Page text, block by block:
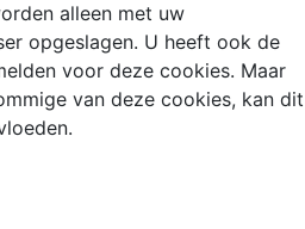
alleen met uw
opgeslagen. U heeft ook de
voor deze cookies. Maar
van deze cookies, kan dit